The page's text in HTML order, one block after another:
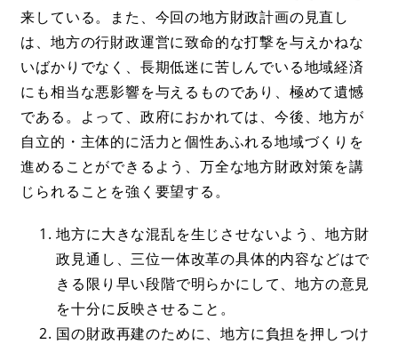
来している。また、今回の地方財政計画の見直し
は、地方の行財政運営に致命的な打撃を与えかねな
いばかりでなく、長期低迷に苦しんでいる地域経済
にも相当な悪影響を与えるものであり、極めて遺憾
である。よって、政府におかれては、今後、地方が
自立的・主体的に活力と個性あふれる地域づくりを
進めることができるよう、万全な地方財政対策を講
じられることを強く要望する。
地方に大きな混乱を生じさせないよう、地方財
政見通し、三位一体改革の具体的内容などはで
きる限り早い段階で明らかにして、地方の意見
を十分に反映させること。
国の財政再建のために、地方に負担を押しつけ